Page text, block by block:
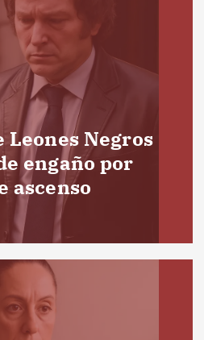
Leones Negros
engaño por
ascenso